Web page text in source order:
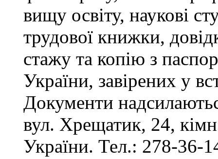
вищу освіту, наукові
трудової книжки,
стажу та копію з
України, завірених у
Документи
вул. Хрещатик, 24,
України. Тел.: 278-36-